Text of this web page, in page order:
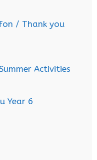
/ Thank you
Activities
Year 6